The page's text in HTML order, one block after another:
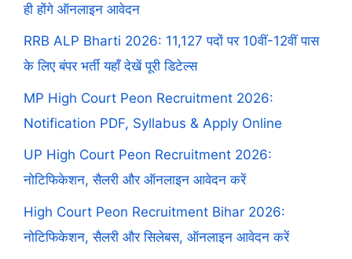
ही होंगे ऑनलाइन आवेदन
RRB ALP Bharti 2026: 11,127 पदों पर 10वीं-12वीं पास
के लिए बंपर भर्ती यहाँ देखें पूरी डिटेल्स
MP High Court Peon Recruitment 2026:
Notification PDF, Syllabus & Apply Online
UP High Court Peon Recruitment 2026:
नोटिफिकेशन, सैलरी और ऑनलाइन आवेदन करें
High Court Peon Recruitment Bihar 2026:
नोटिफिकेशन, सैलरी और सिलेबस, ऑनलाइन आवेदन करें